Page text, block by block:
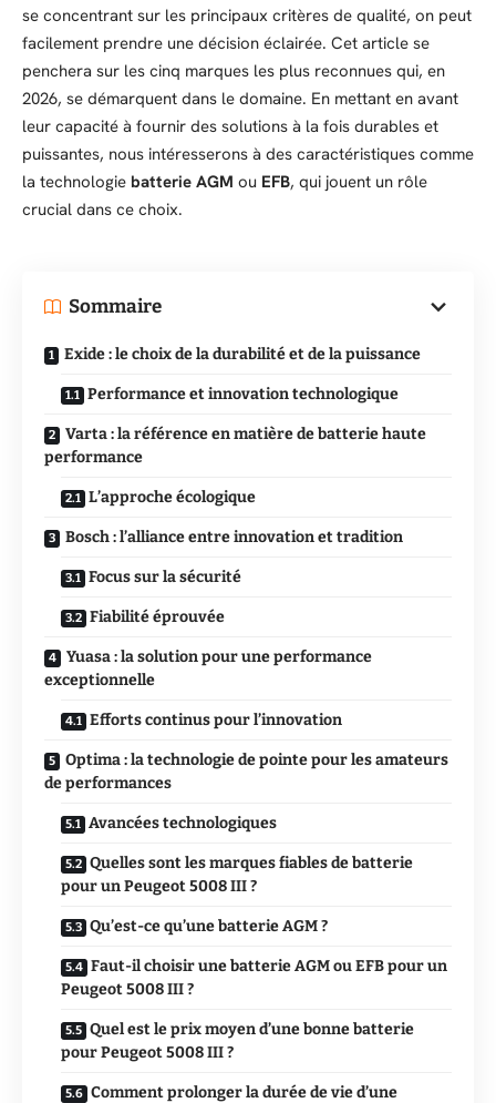
se concentrant sur les principaux critères de qualité, on peut
facilement prendre une décision éclairée. Cet article se
penchera sur les cinq marques les plus reconnues qui, en
2026, se démarquent dans le domaine. En mettant en avant
leur capacité à fournir des solutions à la fois durables et
puissantes, nous intéresserons à des caractéristiques comme
la technologie batterie AGM ou EFB, qui jouent un rôle
crucial dans ce choix.
Sommaire
Exide : le choix de la durabilité et de la puissance
Performance et innovation technologique
Varta : la référence en matière de batterie haute
performance
L’approche écologique
Bosch : l’alliance entre innovation et tradition
Focus sur la sécurité
Fiabilité éprouvée
Yuasa : la solution pour une performance
exceptionnelle
Efforts continus pour l’innovation
Optima : la technologie de pointe pour les amateurs
de performances
Avancées technologiques
Quelles sont les marques fiables de batterie
pour un Peugeot 5008 III ?
Qu’est-ce qu’une batterie AGM ?
Faut-il choisir une batterie AGM ou EFB pour un
Peugeot 5008 III ?
Quel est le prix moyen d’une bonne batterie
pour Peugeot 5008 III ?
Comment prolonger la durée de vie d’une